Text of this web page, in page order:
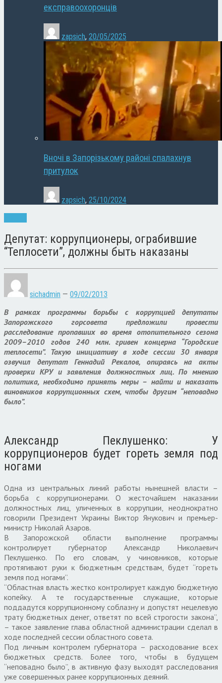
експравоохоронців
zapsich, 20/05/2025
Вночі в Запорізькому районі спалахнув
притулок
zapsich, 25/10/2024
Депутат: коррупционеры, ограбившие
“Теплосети”, должны быть наказаны
sichadmin — 09/02/2013
В рамках программы борьбы с коррупцией депутаты
Запорожского горсовета предложили провести
расследование пропавших во время отопительного сезона
2009–2010 годов 240 млн. гривен концерна “Городские
теплосети”. Такую инициативу в ходе сессии 30 января
озвучил депутат Геннадий Рекалов, опираясь на акты
проверки КРУ и заявления должностных лиц. По мнению
политика, необходимо принять меры – найти и наказать
виновников коррупционных схем, чтобы другим “неповадно
было”.
Александр Пеклушенко: У
коррупционеров будет гореть земля под
ногами
Одна из центральных линий работы нынешней власти –
борьба с коррупционерами. О жесточайшем наказании
должностных лиц, уличенных в коррупции, неоднократно
говорили Президент Украины Виктор Янукович и премьер-
министр Николай Азаров.
В Запорожской области выполнение программы
контролирует губернатор Александр Николаевич
Пеклушенко. По его словам, у чиновников, которые
протягивают руки к бюджетным средствам, будет “гореть
земля под ногами”.
“Областная власть жестко контролирует каждую бюджетную
копейку. А те государственные служащие, которые
поддадутся коррупционному соблазну и допустят нецелевую
трату бюджетных денег, ответят по всей строгости закона”,
– такое заявление глава областной администрации сделал в
ходе последней сессии областного совета.
Под личным контролем губернатора – расходование всех
бюджетных средств. Более того, чтобы в будущем
“неповадно было”, в активную фазу выходят расследования
уже совершенных ранее коррупционных деяний.